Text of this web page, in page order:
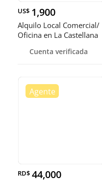
US$ 1,900
Alquilo Local Comercial/
Oficina en La Castellana
Cuenta verificada
RD$ 44,000